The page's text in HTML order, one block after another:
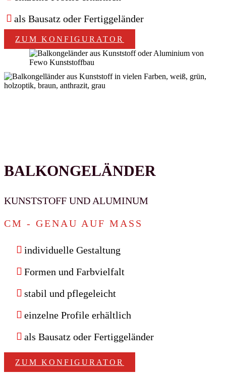
als Bausatz oder Fertiggeländer
ZUM KONFIGURATOR
BALKONGELÄNDER
KUNSTSTOFF UND ALUMINUM
CM - GENAU AUF MASS
individuelle Gestaltung
Formen und Farbvielfalt
stabil und pflegeleicht
einzelne Profile erhältlich
als Bausatz oder Fertiggeländer
ZUM KONFIGURATOR